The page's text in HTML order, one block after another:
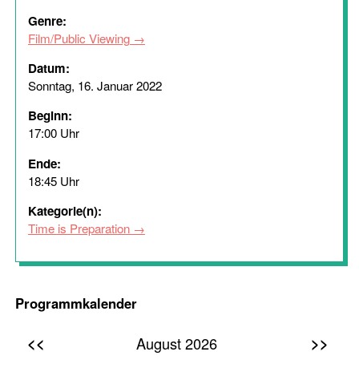
Genre:
Film/Public Viewing
Datum:
Sonntag, 16. Januar 2022
Beginn:
17:00 Uhr
Ende:
18:45 Uhr
Kategorie(n):
Time is Preparation
Programmkalender
<< August 2026 >>